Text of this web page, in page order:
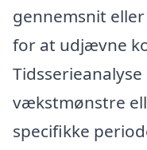
gennemsnit
for at udjævne
vækstmønstre
specifikke